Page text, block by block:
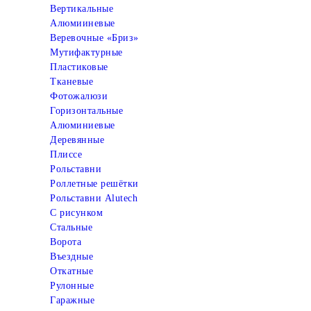
Вертикальные
Алюмииневые
Веревочные «Бриз»
Мутифактурные
Пластиковые
Тканевые
Фотожалюзи
Горизонтальные
Алюминиевые
Деревянные
Плиссе
Рольставни
Роллетные решётки
Рольставни Alutech
С рисунком
Стальные
Ворота
Въездные
Откатные
Рулонные
Гаражные